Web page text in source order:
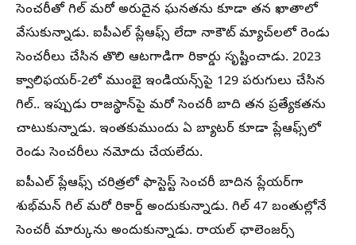
సెంచరీతో గిల్ మరో అరుదైన ఘనతను కూడా తన ఖాతాలో
వేసుకున్నాడు. ఐపీఎల్ ప్లేఆఫ్స్ లేదా నాకౌట్ మ్యాచ్‌లలో రెండు
సెంచరీలు చేసిన తొలి ఆటగాడిగా రికార్డు సృష్టించాడు. 2023
క్వాలిఫయర్-2లో ముంబై ఇండియన్స్‌పై 129 పరుగులు చేసిన
గిల్.. ఇప్పుడు రాజస్థాన్‌పై మరో సెంచరీ బాది తన ప్రత్యేకతను
చాటుకున్నాడు. ఇంతకుముందు ఏ బ్యాటర్ కూడా ప్లేఆఫ్స్‌లో
రెండు సెంచరీలు నమోదు చేయలేదు.
ఐపీఎల్ ప్లేఆఫ్స్ చరిత్రలో ఫాస్టెస్ట్ సెంచరీ బాదిన ప్లేయర్‌గా
శుభ్‌మన్ గిల్ మరో రికార్డ్ అందుకున్నాడు. గిల్ 47 బంతుల్లోనే
సెంచరీ మార్కును అందుకున్నాడు. రాయల్ ఛాలెంజర్స్